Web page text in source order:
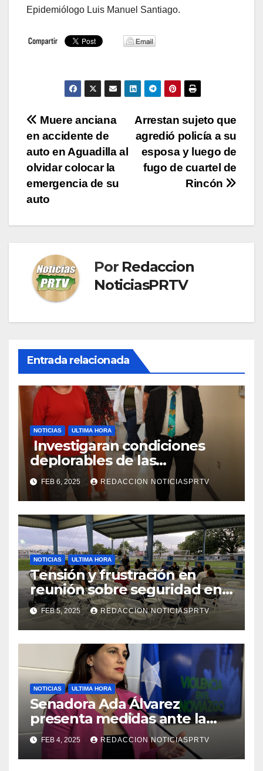
Epidemiólogo Luis Manuel Santiago.
Navegación
de
entradas
Arrestan sujeto que
agredió policía a su
esposa y luego de
fugo de cuartel de
Rincón
Muere anciana
en accidente de
auto en Aguadilla al
olvidar colocar la
emergencia de su
auto
Por Redaccion
NoticiasPRTV
Entrada relacionada
NOTICIAS ULTIMA HORA
Investigaran condiciones
deplorables de las
facilidades el Departamento
de la Salud en Mayagüez
FEB 6, 2025 REDACCION NOTICIASPRTV
NOTICIAS ULTIMA HORA
Tensión y frustración en
reunión sobre seguridad en
Reparto Metropolitano
FEB 5, 2025 REDACCION NOTICIASPRTV
NOTICIAS ULTIMA HORA
Senadora Ada Álvarez
presenta medidas ante la
violencia en el noviazgo
FEB 4, 2025 REDACCION NOTICIASPRTV